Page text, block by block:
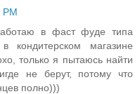
PM
в фаст фуде типа
кондитерском магазине
только я пытаюсь найти
не берут, потому что
полно)))